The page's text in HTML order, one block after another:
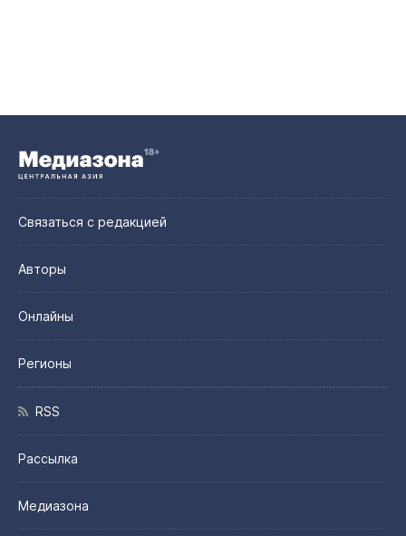
Связаться с редакцией
Авторы
Онлайны
Регионы
RSS
Рассылка
Медиазона